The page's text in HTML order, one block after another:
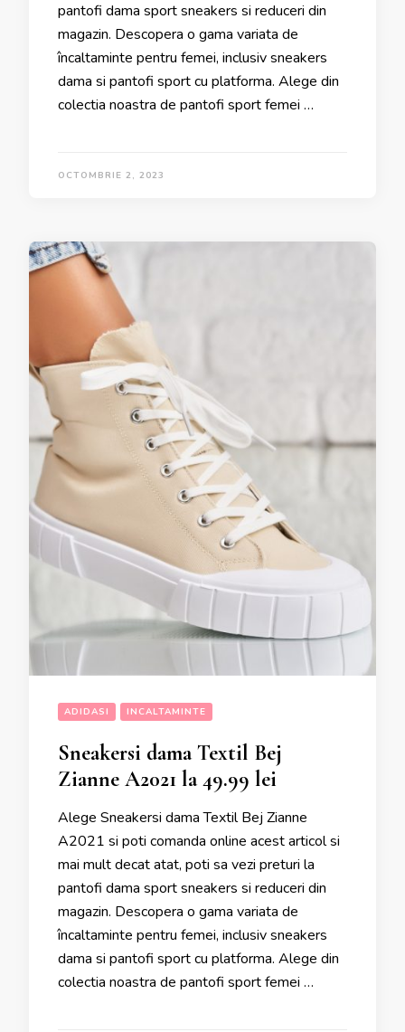
pantofi dama sport sneakers si reduceri din
magazin. Descopera o gama variata de
încaltaminte pentru femei, inclusiv sneakers
dama si pantofi sport cu platforma. Alege din
colectia noastra de pantofi sport femei …
OCTOMBRIE 2, 2023
ADIDASI INCALTAMINTE
Sneakersi dama Textil Bej
Zianne A2021 la 49.99 lei
Alege Sneakersi dama Textil Bej Zianne
A2021 si poti comanda online acest articol si
mai mult decat atat, poti sa vezi preturi la
pantofi dama sport sneakers si reduceri din
magazin. Descopera o gama variata de
încaltaminte pentru femei, inclusiv sneakers
dama si pantofi sport cu platforma. Alege din
colectia noastra de pantofi sport femei …